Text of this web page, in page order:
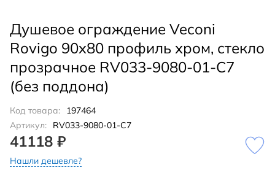
Душевое ограждение Veconi
Rovigo 90x80 профиль хром, стекло
прозрачное RV033-9080-01-C7
(без поддона)
Код товара:
197464
Артикул:
RV033-9080-01-C7
41118 ₽
Нашли дешевле?